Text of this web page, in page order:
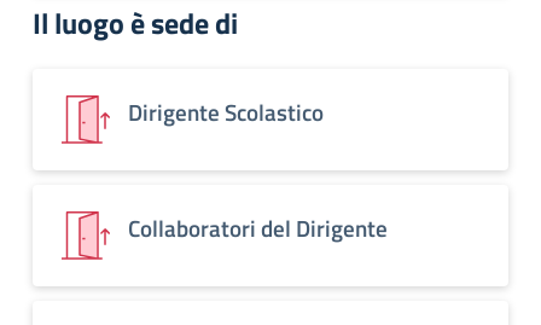
Il luogo è sede di
Dirigente Scolastico
Collaboratori del Dirigente